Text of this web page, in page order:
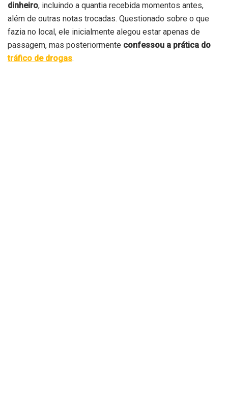
dinheiro, incluindo a quantia recebida momentos antes,
além de outras notas trocadas. Questionado sobre o que
fazia no local, ele inicialmente alegou estar apenas de
passagem, mas posteriormente confessou a prática do
tráfico de drogas.